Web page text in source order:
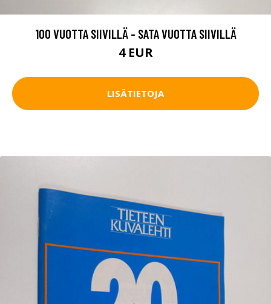
100 VUOTTA SIIVILLÄ - SATA VUOTTA SIIVILLÄ
4 EUR
LISÄTIETOJA